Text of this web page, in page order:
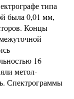
типа
была 0,01 мм,
Концы
16
метол-
Спектрограммы